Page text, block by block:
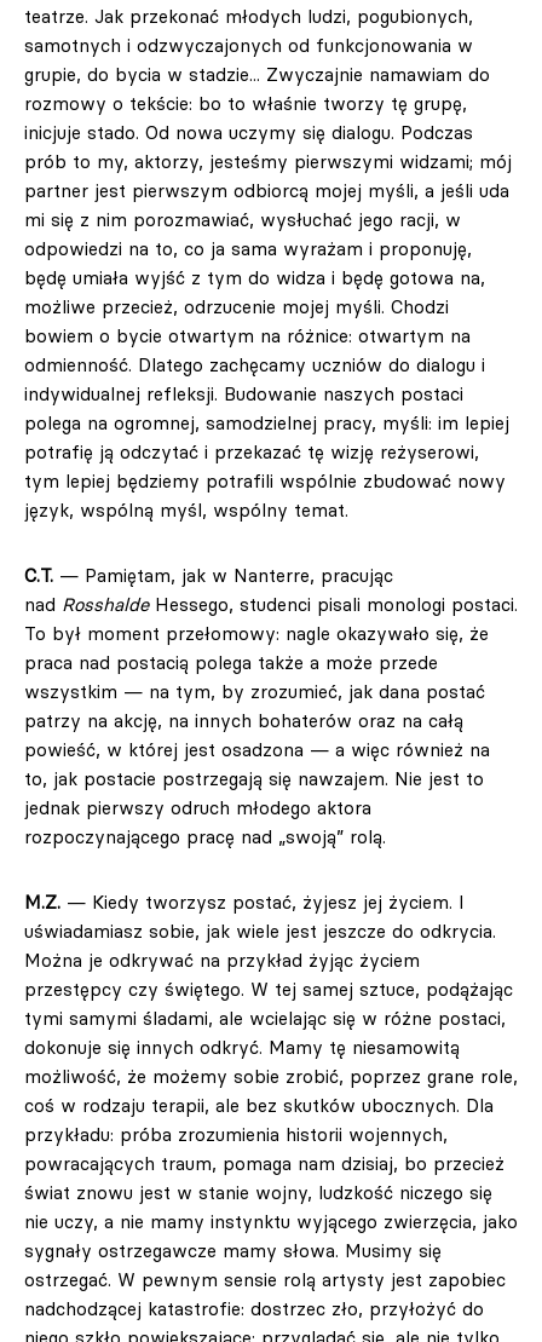
teatrze. Jak przekonać młodych ludzi, pogubionych,
samotnych i odzwyczajonych od funkcjonowania w
grupie, do bycia w stadzie... Zwyczajnie namawiam do
rozmowy o tekście: bo to właśnie tworzy tę grupę,
inicjuje stado. Od nowa uczymy się dialogu. Podczas
prób to my, aktorzy, jesteśmy pierwszymi widzami; mój
partner jest pierwszym odbiorcą mojej myśli, a jeśli uda
mi się z nim porozmawiać, wysłuchać jego racji, w
odpowiedzi na to, co ja sama wyrażam i proponuję,
będę umiała wyjść z tym do widza i będę gotowa na,
możliwe przecież, odrzucenie mojej myśli. Chodzi
bowiem o bycie otwartym na różnice: otwartym na
odmienność. Dlatego zachęcamy uczniów do dialogu i
indywidualnej refleksji. Budowanie naszych postaci
polega na ogromnej, samodzielnej pracy, myśli: im lepiej
potrafię ją odczytać i przekazać tę wizję reżyserowi,
tym lepiej będziemy potrafili wspólnie zbudować nowy
język, wspólną myśl, wspólny temat.
C.T. — Pamiętam, jak w Nanterre, pracując
nad Rosshalde Hessego, studenci pisali monologi postaci.
To był moment przełomowy: nagle okazywało się, że
praca nad postacią polega także a może przede
wszystkim — na tym, by zrozumieć, jak dana postać
patrzy na akcję, na innych bohaterów oraz na całą
powieść, w której jest osadzona — a więc również na
to, jak postacie postrzegają się nawzajem. Nie jest to
jednak pierwszy odruch młodego aktora
rozpoczynającego pracę nad „swoją” rolą.
M.Z. — Kiedy tworzysz postać, żyjesz jej życiem. I
uświadamiasz sobie, jak wiele jest jeszcze do odkrycia.
Można je odkrywać na przykład żyjąc życiem
przestępcy czy świętego. W tej samej sztuce, podążając
tymi samymi śladami, ale wcielając się w różne postaci,
dokonuje się innych odkryć. Mamy tę niesamowitą
możliwość, że możemy sobie zrobić, poprzez grane role,
coś w rodzaju terapii, ale bez skutków ubocznych. Dla
przykładu: próba zrozumienia historii wojennych,
powracających traum, pomaga nam dzisiaj, bo przecież
świat znowu jest w stanie wojny, ludzkość niczego się
nie uczy, a nie mamy instynktu wyjącego zwierzęcia, jako
sygnały ostrzegawcze mamy słowa. Musimy się
ostrzegać. W pewnym sensie rolą artysty jest zapobiec
nadchodzącej katastrofie: dostrzec zło, przyłożyć do